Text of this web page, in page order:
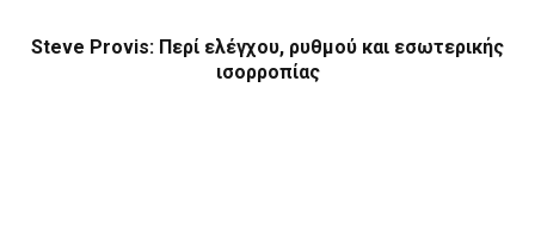
Steve Provis: Περί ελέγχου, ρυθμού και εσωτερικής
ισορροπίας